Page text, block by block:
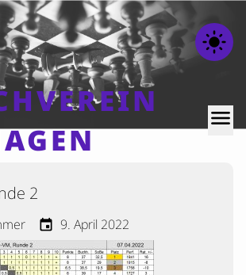
light_mode
menu
2
event 9. April 2022